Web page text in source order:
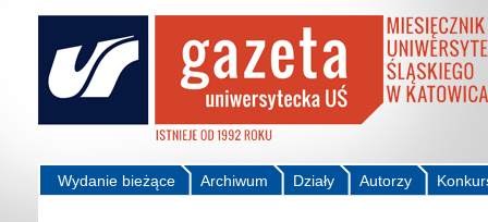
Autorzy
Działy
Archiwum
Wydanie bieżące